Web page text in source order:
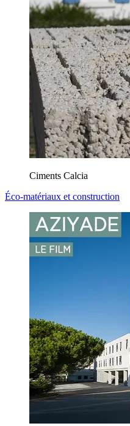
Ciments Calcia
Éco-matériaux et construction